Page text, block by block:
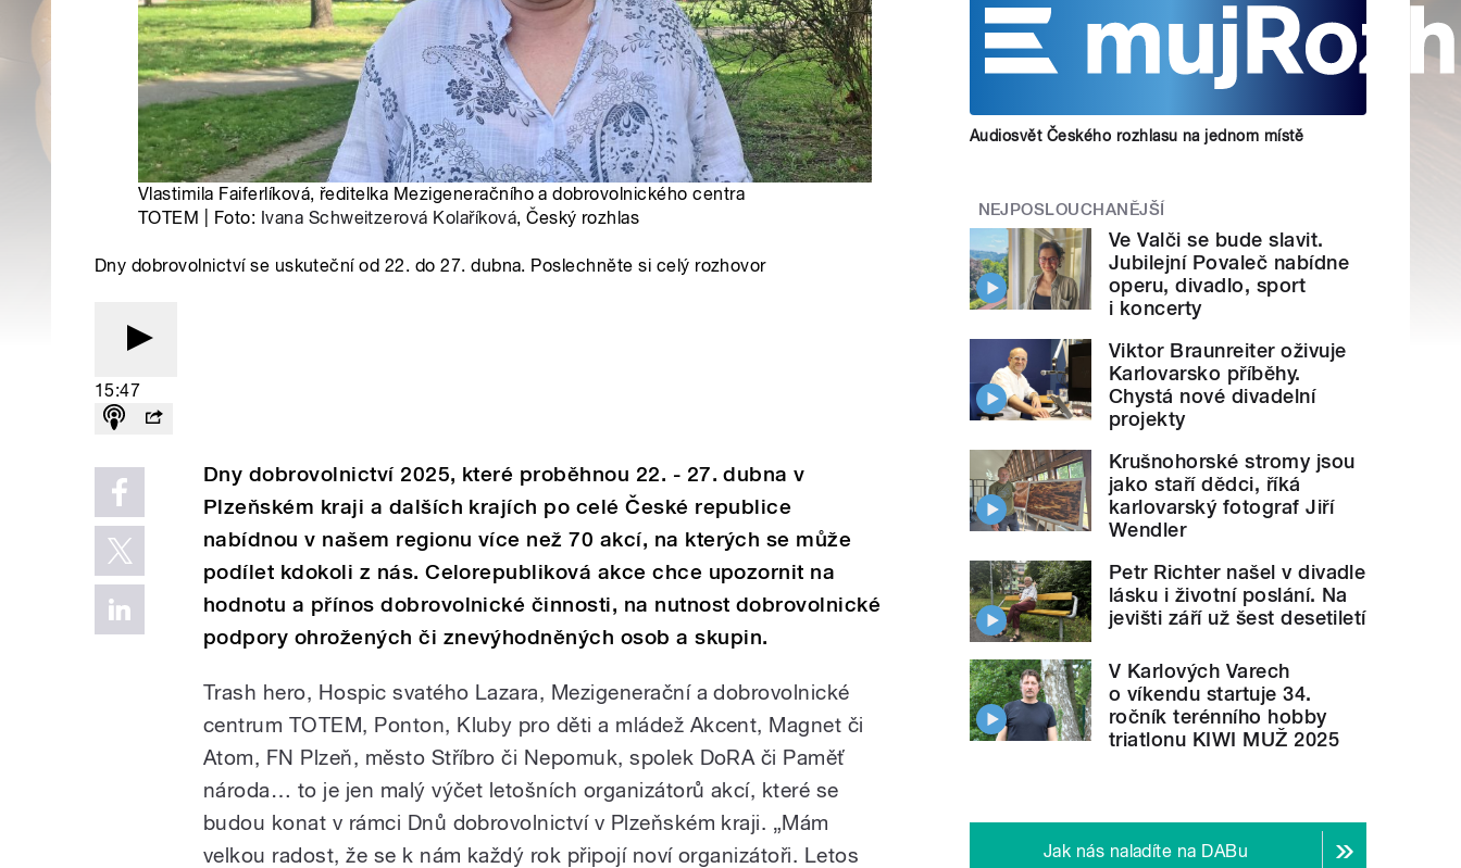
Vlastimila Faiferlíková, ředitelka Mezigeneračního a dobrovolnického centra
TOTEM | Foto: Ivana Schweitzerová Kolaříková, Český rozhlas
Dny dobrovolnictví se uskuteční od 22. do 27. dubna. Poslechněte si celý rozhovor
15:47
Dny dobrovolnictví 2025, které proběhnou 22. - 27. dubna v
Plzeňském kraji a dalších krajích po celé České republice
nabídnou v našem regionu více než 70 akcí, na kterých se může
podílet kdokoli z nás. Celorepubliková akce chce upozornit na
hodnotu a přínos dobrovolnické činnosti, na nutnost dobrovolnické
podpory ohrožených či znevýhodněných osob a skupin.
Trash hero, Hospic svatého Lazara, Mezigenerační a dobrovolnické
centrum TOTEM, Ponton, Kluby pro děti a mládež Akcent, Magnet či
Atom, FN Plzeň, město Stříbro či Nepomuk, spolek DoRA či Paměť
národa… to je jen malý výčet letošních organizátorů akcí, které se
budou konat v rámci Dnů dobrovolnictví v Plzeňském kraji. „Mám
velkou radost, že se k nám každý rok připojí noví organizátoři. Letos
Audiosvět Českého rozhlasu na jednom místě
NEJPOSLOUCHANĚJŠÍ
Ve Valči se bude slavit.
Jubilejní Povaleč nabídne
operu, divadlo, sport
i koncerty
Viktor Braunreiter oživuje
Karlovarsko příběhy.
Chystá nové divadelní
projekty
Krušnohorské stromy jsou
jako staří dědci, říká
karlovarský fotograf Jiří
Wendler
Petr Richter našel v divadle
lásku i životní poslání. Na
jevišti září už šest desetiletí
V Karlových Varech
o víkendu startuje 34.
ročník terénního hobby
triatlonu KIWI MUŽ 2025
Jak nás naladíte na DABu